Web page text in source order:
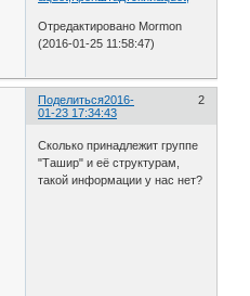
Отредактировано Mormon
(2016-01-25 11:58:47)
Поделиться 2
2016-
01-23 17:34:43
Сколько принадлежит группе
"Ташир" и её структурам,
такой информации у нас нет?